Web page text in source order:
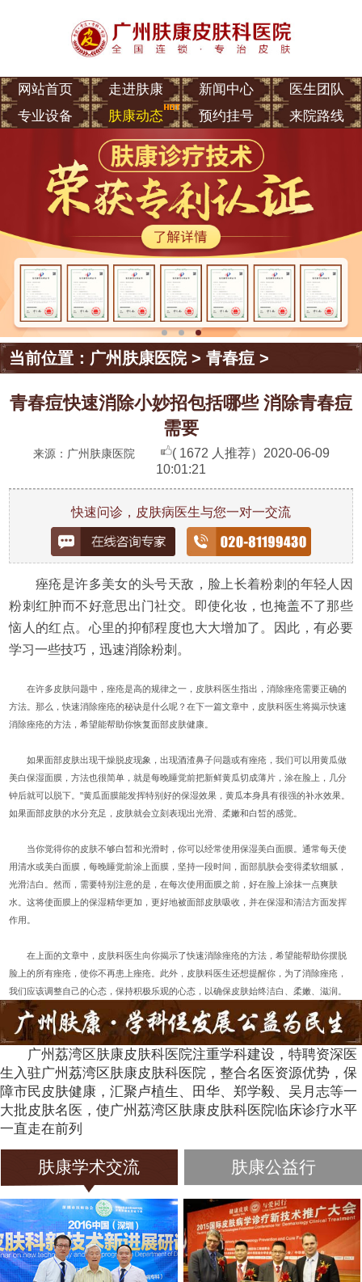
网站首页 走进肤康 新闻中心
医生团队
专业设备
肤康动态 预约挂号 来院路线
当前位置： 广州肤康医院>青春痘 >
青春痘快速消除小妙招包括哪些 消除青春痘
需要
来源：广州肤康医院 ( 1672 人推荐） 2020-06-09
10:01:21
快速问诊，皮肤病医生与您一对一交流
痤疮是许多美女的头号天敌，脸上长着粉刺的年轻人因
粉刺红肿而不好意思出门社交。即使化妆，也掩盖不了那些
恼人的红点。心里的抑郁程度也大大增加了。因此，有必要
学习一些技巧，迅速消除粉刺。
在许多皮肤问题中，痤疮是高的规律之一，皮肤科医生指出，消除痤疮需要正确的
方法。那么，快速消除痤疮的秘诀是什么呢？在下一篇文章中，皮肤科医生将揭示快速
消除痤疮的方法，希望能帮助你恢复面部皮肤健康。
如果面部皮肤出现干燥脱皮现象，出现酒渣鼻子问题或有痤疮，我们可以用黄瓜做
美白保湿面膜，方法也很简单，就是每晚睡觉前把新鲜黄瓜切成薄片，涂在脸上，几分
钟后就可以脱下。"黄瓜面膜能发挥特别好的保湿效果，黄瓜本身具有很强的补水效果。
如果面部皮肤的水分充足，皮肤就会立刻表现出光滑、柔嫩和白皙的感觉。
当你觉得你的皮肤不够白皙和光滑时，你可以经常使用保湿美白面膜。通常每天使
用清水或美白面膜，每晚睡觉前涂上面膜，坚持一段时间，面部肌肤会变得柔软细腻，
光滑洁白。然而，需要特别注意的是，在每次使用面膜之前，好在脸上涂抹一点爽肤
水。这将使面膜上的保湿精华更加，更好地被面部皮肤吸收，并在保湿和清洁方面发挥
作用。
在上面的文章中，皮肤科医生向你揭示了快速消除痤疮的方法，希望能帮助你摆脱
脸上的所有痤疮，使你不再患上痤疮。此外，皮肤科医生还想提醒你，为了消除痤疮，
我们应该调整自己的心态，保持积极乐观的心态，以确保皮肤始终洁白、柔嫩、滋润。
广州荔湾区肤康皮肤科医院注重学科建设，特聘资深医
生入驻广州荔湾区肤康皮肤科医院，整合名医资源优势，保
障市民皮肤健康，汇聚卢植生、田华、郑学毅、吴月志等一
大批皮肤名医，使广州荔湾区肤康皮肤科医院临床诊疗水平
一直走在前列
肤康学术交流 肤康公益行